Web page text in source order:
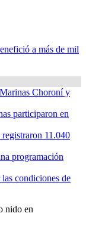
a más de mil
Choroní y
participaron en
11.040
programación
condiciones de